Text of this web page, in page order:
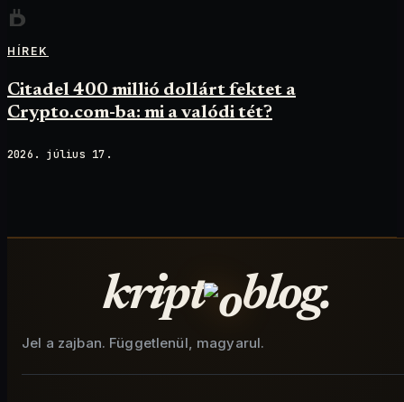
HÍREK
Citadel 400 millió dollárt fektet a
Crypto.com-ba: mi a valódi tét?
2026. július 17.
kript blog.
Jel a zajban. Függetlenül, magyarul.